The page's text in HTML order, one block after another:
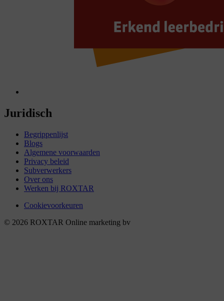
Juridisch
Begrippenlijst
Blogs
Algemene voorwaarden
Privacy beleid
Subverwerkers
Over ons
Werken bij ROXTAR
Cookievoorkeuren
© 2026 ROXTAR Online marketing bv